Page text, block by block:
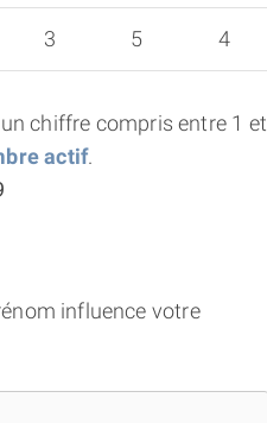
3 5 4
chiffre compris entre 1 et
actif.
influence votre